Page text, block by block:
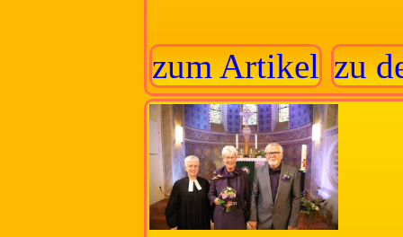
zum Artikel zu